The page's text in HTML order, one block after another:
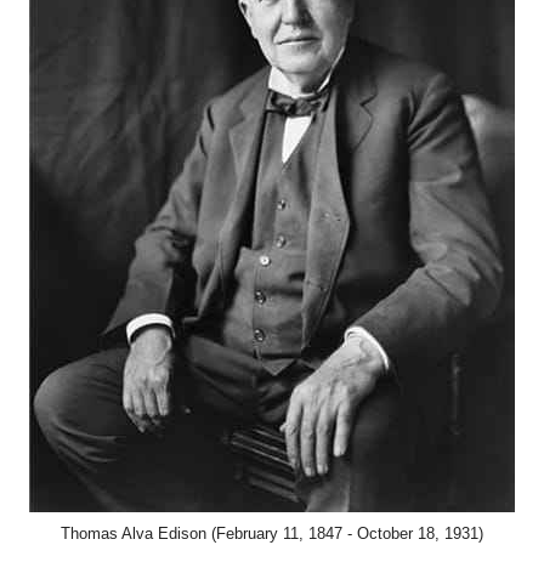
Thomas Alva Edison (February 11, 1847 - October 18, 1931)